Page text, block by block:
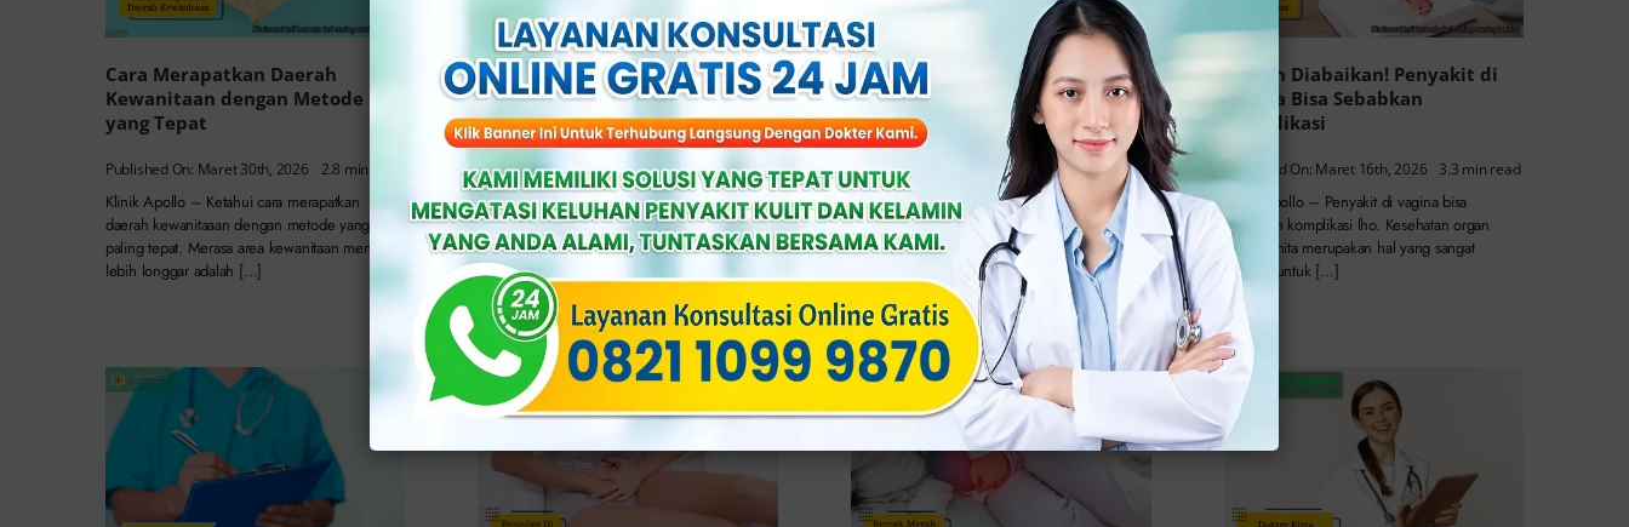
Cara Merapatkan Daerah
Kewanitaan dengan Metode
yang Tepat
Published On: Maret 30th, 2026 2.8 min read
Klinik Apollo – Ketahui cara merapatkan
daerah kewanitaaan dengan metode yang
paling tepat. Merasa area kewanitaan menjadi
lebih longgar adalah […]
Kapan Harus ke Dokter
Kemaluan Wanita? Ini Tanda-
Tandanya
Published On: Maret 28th, 2026 4 min read
Klinik Apollo – Kenali tanda-tanda kapan Anda
harus melakukan pemeriksaan ke dokter
kemaluan wanita. Kesehatan organ intim wanita
sering kali […]
Penyebab Miss V Perih Saat
Berhubungan, Kenali Faktornya
Published On: Maret 26th, 2026 3.4 min read
Klinik Apollo –Miss V perih saat berhubungan
intim tentu dapat mengganggu kenyamanan
dan menimbulkan kekhawatiran. Kondisi ini
tidak boleh dianggap […]
Jangan Diabaikan! Penyakit di
Vagina Bisa Sebabkan
Komplikasi
Published On: Maret 16th, 2026 3.3 min read
Klinik Apollo – Penyakit di vagina bisa
sebabkan komplikasi lho. Kesehatan organ
intim wanita merupakan hal yang sangat
penting untuk […]